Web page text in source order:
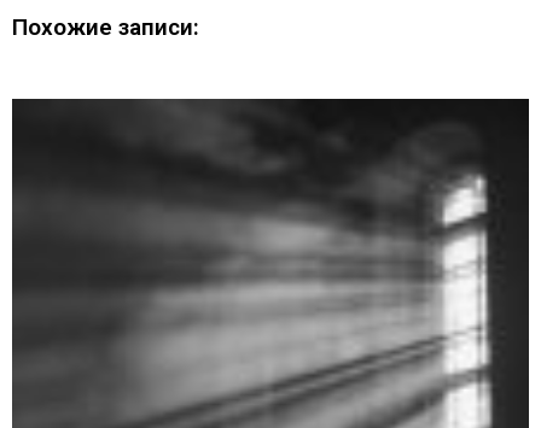
Похожие записи: